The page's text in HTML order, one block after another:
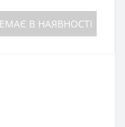
В НАЯВНОСТІ